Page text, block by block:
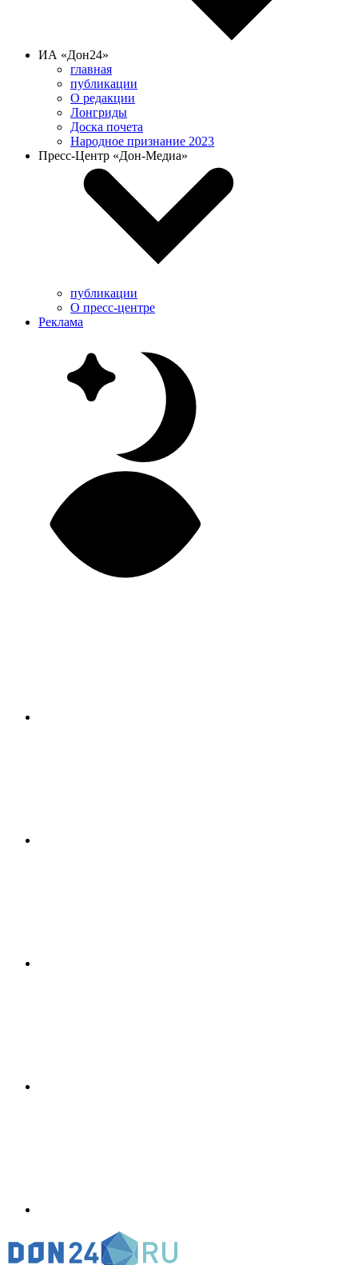
ИА «Дон24»
главная
публикации
О редакции
Лонгриды
Доска почета
Народное признание 2023
Пресс-Центр «Дон-Медиа»
публикации
О пресс-центре
Реклама